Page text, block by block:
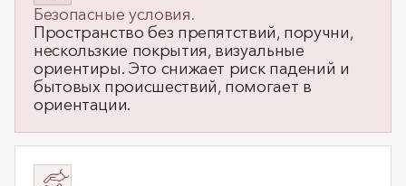
Безопасные условия.
Пространство без препятствий, поручни,
нескользкие покрытия, визуальные
ориентиры. Это снижает риск падений и
бытовых происшествий, помогает в
ориентации.